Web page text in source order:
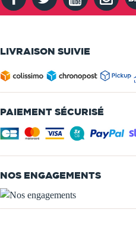
LIVRAISON SUIVIE
PAIEMENT SÉCURISÉ
NOS ENGAGEMENTS